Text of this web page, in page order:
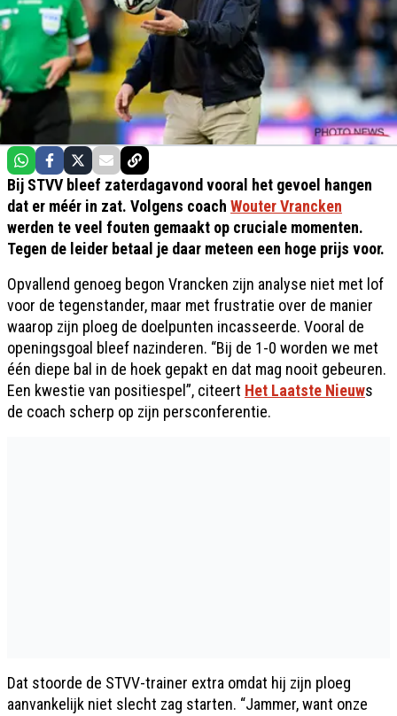
Bij STVV bleef zaterdagavond vooral het gevoel hangen
dat er méér in zat. Volgens coach Wouter Vrancken
werden te veel fouten gemaakt op cruciale momenten.
Tegen de leider betaal je daar meteen een hoge prijs voor.
Opvallend genoeg begon Vrancken zijn analyse niet met lof
voor de tegenstander, maar met frustratie over de manier
waarop zijn ploeg de doelpunten incasseerde. Vooral de
openingsgoal bleef nazinderen. “Bij de 1-0 worden we met
één diepe bal in de hoek gepakt en dat mag nooit gebeuren.
Een kwestie van positiespel”, citeert Het Laatste Nieuws
de coach scherp op zijn persconferentie.
Dat stoorde de STVV-trainer extra omdat hij zijn ploeg
aanvankelijk niet slecht zag starten. “Jammer, want onze